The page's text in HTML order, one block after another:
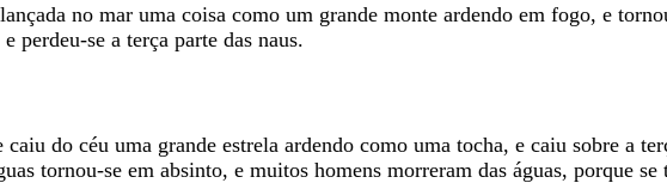
lançada no mar uma coisa como um grande monte ardendo em fogo, e
e perdeu-se a terça parte das naus.
caiu do céu uma grande estrela ardendo como uma tocha, e caiu sobre a
tornou-se em absinto, e muitos homens morreram das águas, porque se